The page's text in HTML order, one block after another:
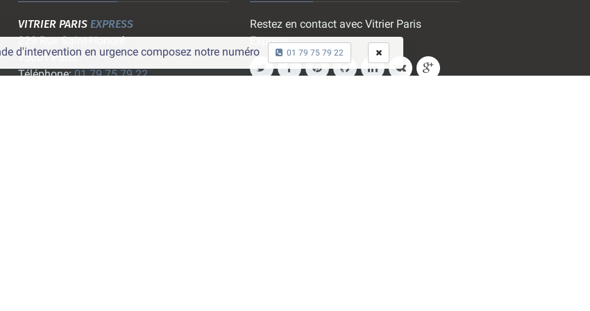
d'intervention en urgence composez notre numéro 01 79 75 79 22
VITRIER PARISEXPRESS
229 Rue Saint-Honoré
75001 Paris
Téléphone:01 79 75 79 22
Restez en contact avec Vitrier Paris
Express: